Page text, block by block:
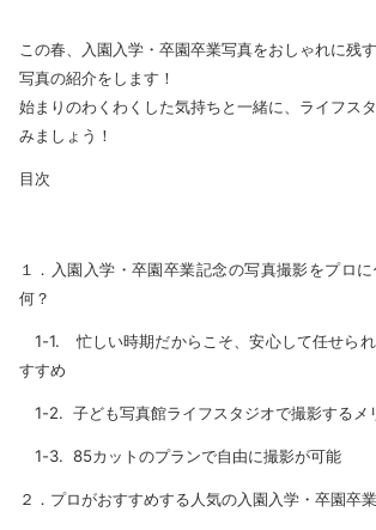
この春、入園入学・卒園卒業写真をおしゃれに残
写真の紹介をします！
始まりのわくわくした気持ちと一緒に、ライフス
みましょう！
目次
１．入園入学・卒園卒業記念の写真撮影をプロ
何？
1-1. 忙しい時期だからこそ、安心して任せら
すすめ
1-2. 子ども写真館ライフスタジオで撮影するメ
1-3. 85カットのプランで自由に撮影が可能
２．プロがおすすめする人気の入園入学・卒園卒